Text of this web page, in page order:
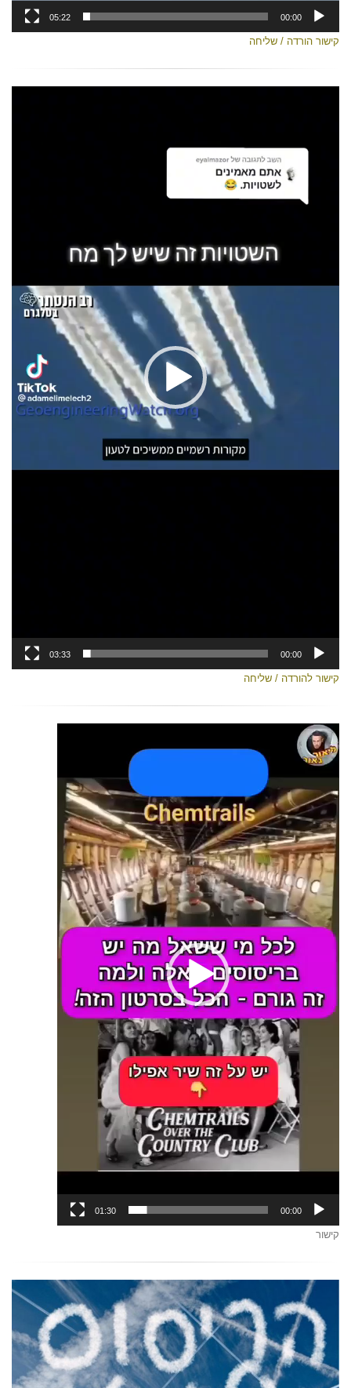
00:00
05:22
קישור הורדה / שליחה
00:00
03:33
קישור להורדה / שליחה
נגן
וידאו
00:00
01:30
קישור